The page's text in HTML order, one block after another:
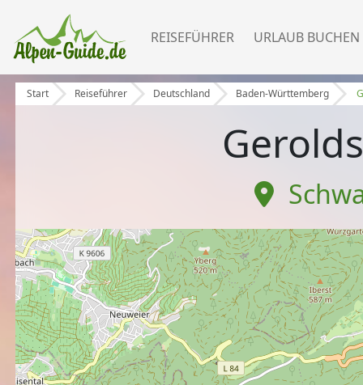
REISEFÜHRER URLAUB BUCHEN
Start Reiseführer Deutschland Baden-Württemberg